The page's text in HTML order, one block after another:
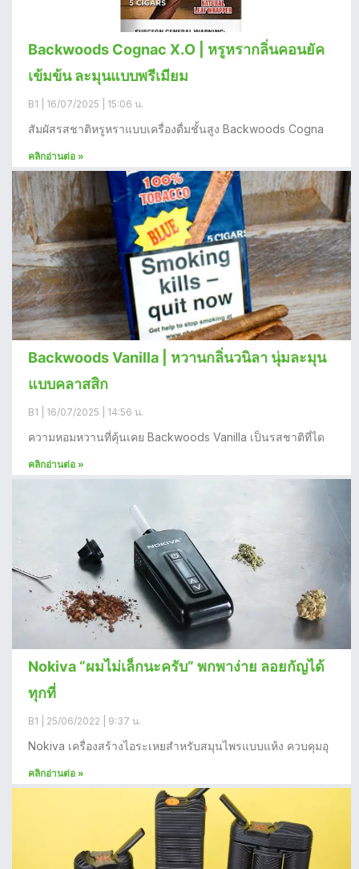
Backwoods Cognac X.O | หรูหรากลิ่นคอนยัค
เข้มข้น ละมุนแบบพรีเมียม
B1 16/07/2025 15:06 น.
สัมผัสรสชาติหรูหราแบบเครื่องดื่มชั้นสูง Backwoods Cogna
คลิกอ่านต่อ »
Backwoods Vanilla | หวานกลิ่นวนิลา นุ่มละมุน
แบบคลาสสิก
B1 16/07/2025 14:56 น.
ความหอมหวานที่คุ้นเคย Backwoods Vanilla เป็นรสชาติที่ได
คลิกอ่านต่อ »
Nokiva “ผมไม่เล็กนะครับ” พกพาง่าย ลอยกัญได้
ทุกที่
B1 25/06/2022 9:37 น.
Nokiva เครื่องสร้างไอระเหยสำหรับสมุนไพรแบบแห้ง ควบคุมอุ
คลิกอ่านต่อ »